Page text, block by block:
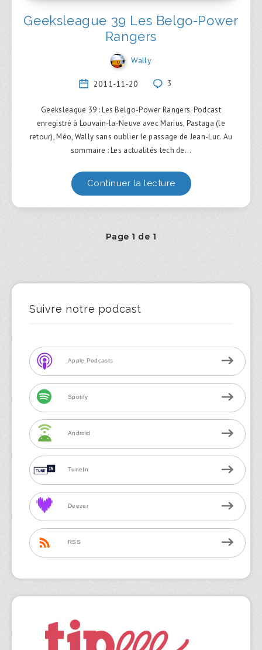
Geeksleague 39 Les Belgo-Power
Rangers
Wally
2011-11-20 3
Geeksleague 39 : Les Belgo-Power Rangers. Podcast
enregistré à Louvain-la-Neuve avec Marius, Pastaga (le
retour), Méo, Wally sans oublier le passage de Jean-Luc. Au
sommaire : Les actualités tech de…
Continuer la lecture
Page 1 de 1
Suivre notre podcast
Apple Podcasts
Spotify
Android
TuneIn
Deezer
RSS